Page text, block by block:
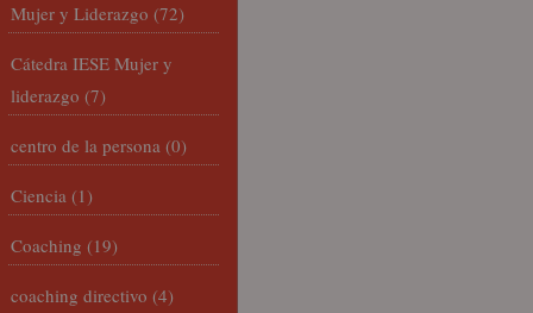
Mujer y Liderazgo (72)
Cátedra IESE Mujer y
liderazgo (7)
centro de la persona (0)
Ciencia (1)
Coaching (19)
coaching directivo (4)